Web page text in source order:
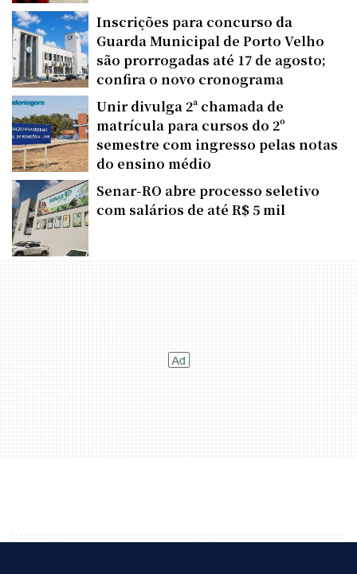
Inscrições para concurso da
Guarda Municipal de Porto Velho
são prorrogadas até 17 de agosto;
confira o novo cronograma
Unir divulga 2ª chamada de
matrícula para cursos do 2º
semestre com ingresso pelas notas
do ensino médio
Senar-RO abre processo seletivo
com salários de até R$ 5 mil